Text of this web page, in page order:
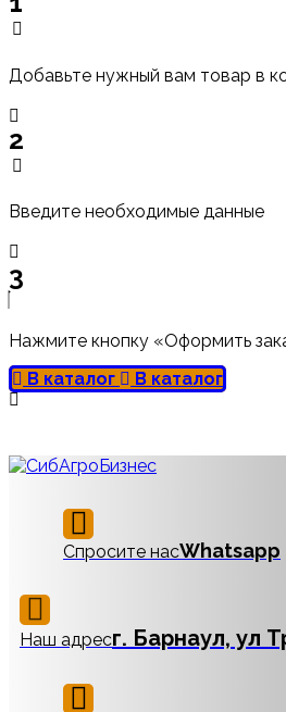
Добавьте нужный вам товар в
2
Введите необходимые данные
3
Нажмите кнопку «Оформить
В каталог
В каталог
Спросите насWhatsapp
Наш адресг. Барнаул, ул